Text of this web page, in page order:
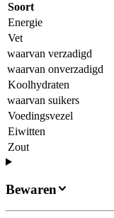
Soort
Energie
Vet
waarvan verzadigd
waarvan onverzadigd
Koolhydraten
waarvan suikers
Voedingsvezel
Eiwitten
Zout
Bewaren